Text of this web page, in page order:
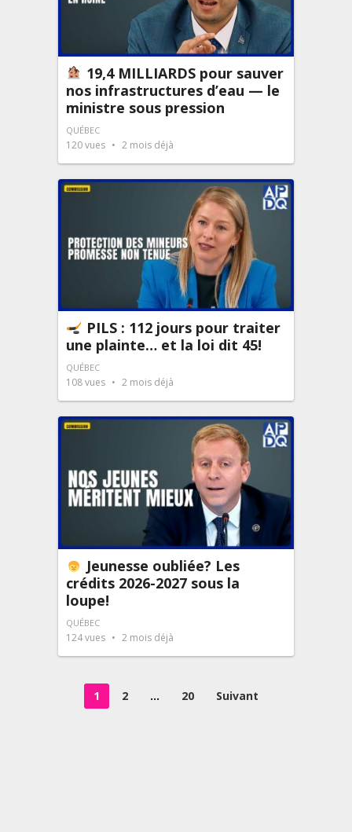
19,4 MILLIARDS pour sauver
nos infrastructures d’eau — le
ministre sous pression
QUÉBEC
120vues 2 mois déjà
PILS : 112 jours pour traiter
une plainte… et la loi dit 45!
QUÉBEC
108vues 2 mois déjà
Jeunesse oubliée? Les
crédits 2026-2027 sous la
loupe!
QUÉBEC
124vues 2 mois déjà
1 2 … 20 Suivant